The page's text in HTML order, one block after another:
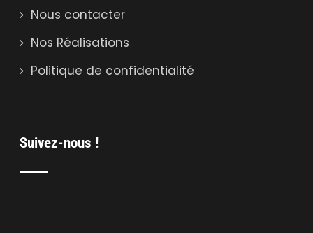
Nous contacter
Nos Réalisations
Politique de confidentialité
Suivez-nous !